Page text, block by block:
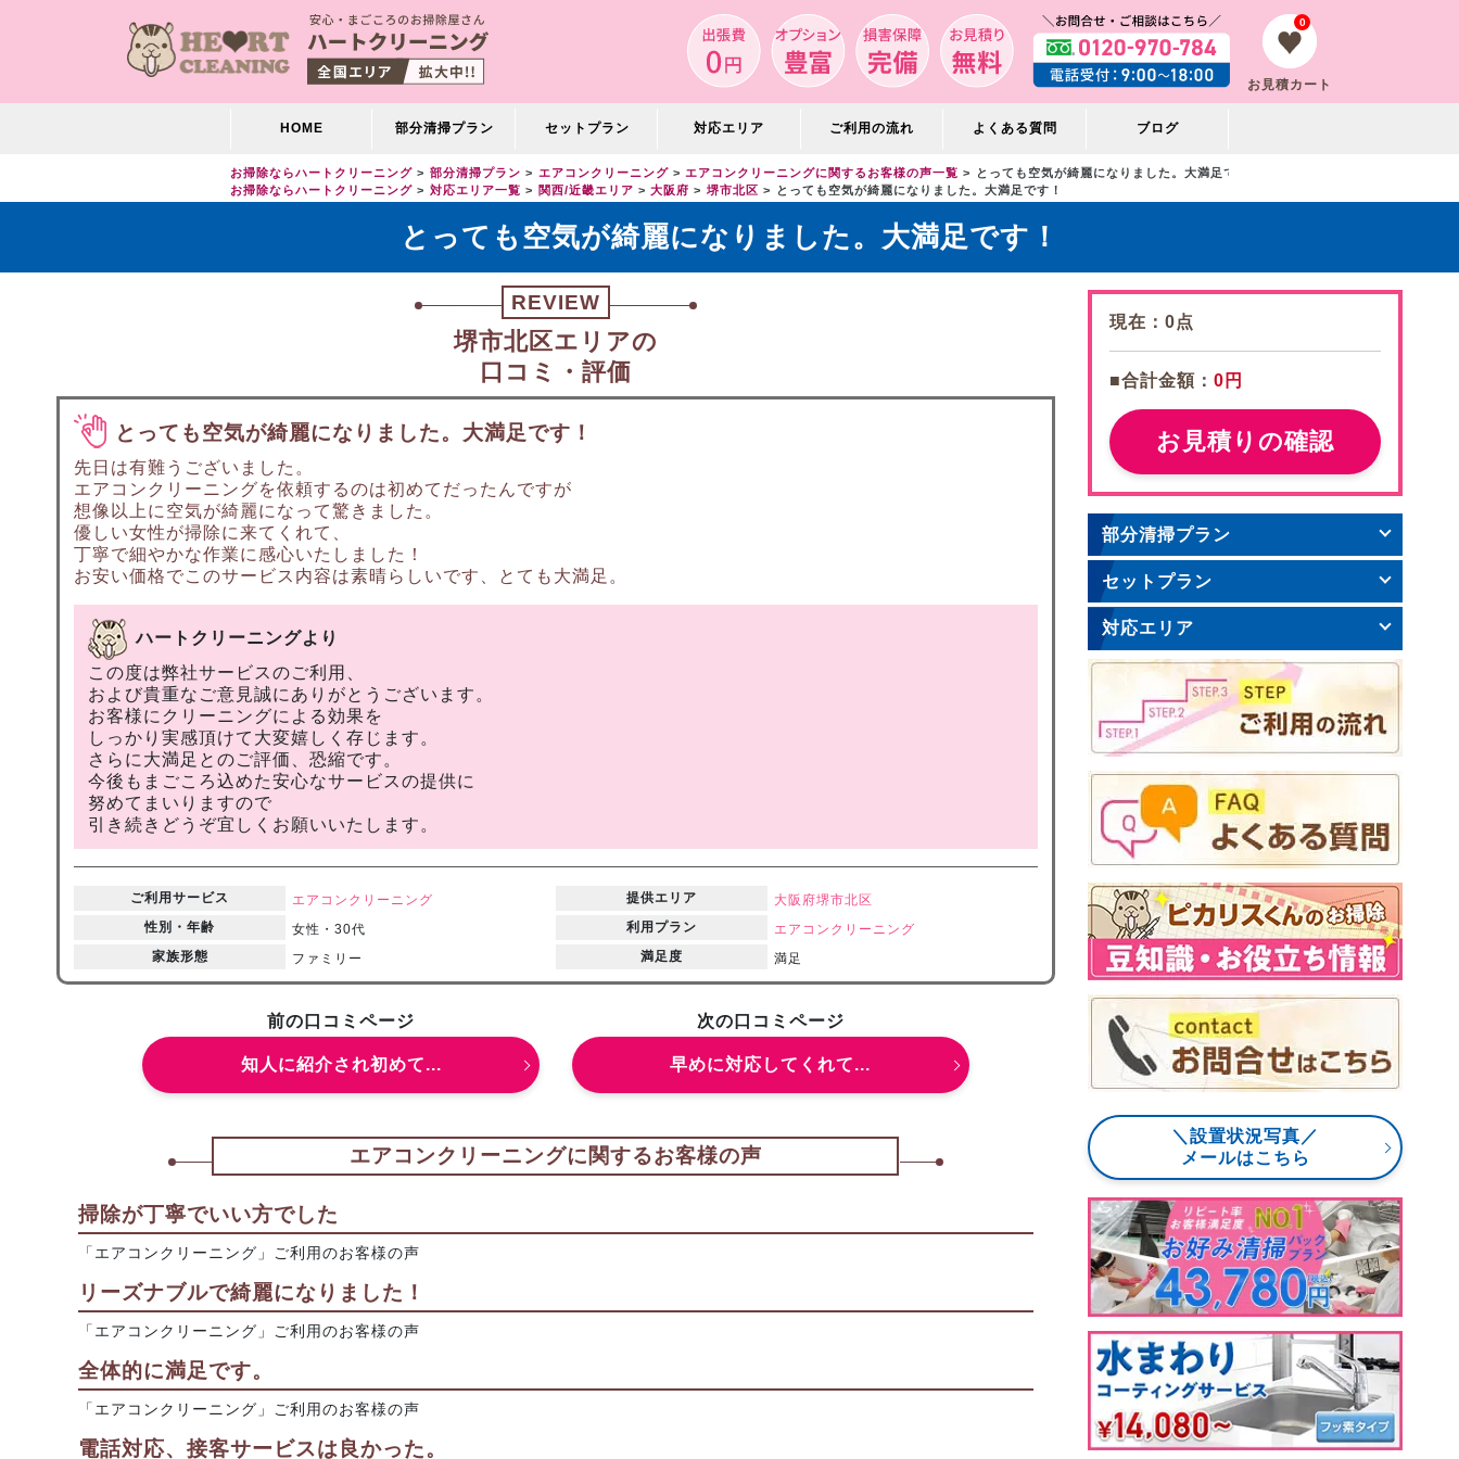
0
お見積カート
HOME 部分清掃プラン セットプラン 対応エリア ご利用の流れ よくある質問 ブログ
お掃除ならハートクリーニング 部分清掃プラン エアコンクリーニング エアコンクリーニングに関するお客様の声一覧
とっても空気が綺麗になりました。大満足です！
お掃除ならハートクリーニング
対応エリア一覧 関西/近畿エリア 大阪府 堺市北区 とっても空気が綺麗になりました。大満足です！
とっても空気が綺麗になりました。大満足です！
REVIEW
堺市北区エリアの
口コミ・評価
とっても空気が綺麗になりました。大満足です！
先日は有難うございました。
エアコンクリーニングを依頼するのは初めてだったんですが
想像以上に空気が綺麗になって驚きました。
優しい女性が掃除に来てくれて、
丁寧で細やかな作業に感心いたしました！
お安い価格でこのサービス内容は素晴らしいです、とても大満足。
ハートクリーニングより
この度は弊社サービスのご利用、
および貴重なご意見誠にありがとうございます。
お客様にクリーニングによる効果を
しっかり実感頂けて大変嬉しく存じます。
さらに大満足とのご評価、恐縮です。
今後もまごころ込めた安心なサービスの提供に
努めてまいりますので
引き続きどうぞ宜しくお願いいたします。
ご利用サービス エアコンクリーニング 提供エリア 大阪府堺市北区
性別・年齢
女性・30代 利用プラン
エアコンクリーニング
家族形態
ファミリー 満足度 満足
前の口コミページ
知人に紹介され初めて...
次の口コミページ
早めに対応してくれて...
エアコンクリーニングに関するお客様の声
掃除が丁寧でいい方でした
「エアコンクリーニング」ご利用のお客様の声
リーズナブルで綺麗になりました！
「エアコンクリーニング」ご利用のお客様の声
全体的に満足です。
「エアコンクリーニング」ご利用のお客様の声
電話対応、接客サービスは良かった。
現在： 0点
■合計金額： 0円
お見積りの確認
部分清掃プラン
セットプラン
対応エリア
＼設置状況写真／
メールはこちら